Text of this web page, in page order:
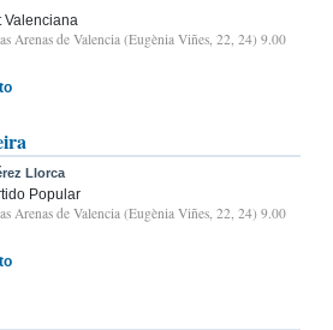
Valenciana
Arenas de Valencia (Eugènia Viñes, 22, 24) 9.00
Llorca
Popular
Arenas de Valencia (Eugènia Viñes, 22, 24) 9.00